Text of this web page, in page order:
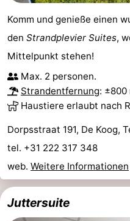
Spielplätze
Minigolfplätze
Natur
Führungen
Sport
Schwimmbader
-
Radfahren
-
Wandern
-
Komm und genieße einen
den Strandplevier Suites,
Mittelpunkt stehen!
Max. 2 personen.
Strandentfernung: ±800
Haustiere erlaubt nach
Dorpsstraat 191, De Koog,
tel. +31 222 317 348
web. Weitere Informationen
Juttersuite